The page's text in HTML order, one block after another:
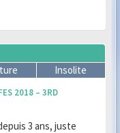
Insolite
2018 – 3RD
3 ans, juste